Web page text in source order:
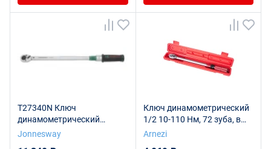
T27340N Ключ
динамометрический
1/2"DR, 60-340 Нм
Jonnesway
Ключ динамометрический
1/2 10-110 Нм, 72 зуба, в
кейсе R7300120
Arnezi